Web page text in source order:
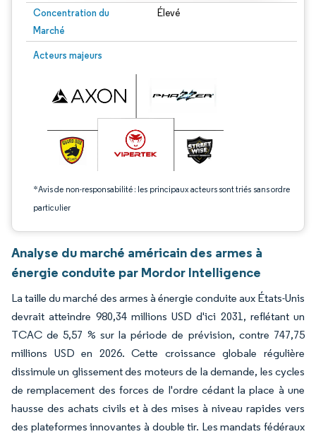
Concentration du
Marché
Élevé
Acteurs majeurs
*Avis de non-responsabilité : les principaux acteurs sont triés sans ordre
particulier
Image © Mordor Intelligence. La réutilisation nécessite une attribution sous CC
Analyse du marché américain des armes à
énergie conduite par Mordor Intelligence
La taille du marché des armes à énergie conduite aux États-Unis
devrait atteindre 980,34 millions USD d'ici 2031, reflétant un
TCAC de 5,57 % sur la période de prévision, contre 747,75
millions USD en 2026. Cette croissance globale régulière
dissimule un glissement des moteurs de la demande, les cycles
de remplacement des forces de l'ordre cédant la place à une
hausse des achats civils et à des mises à niveau rapides vers
des plateformes innovantes à double tir. Les mandats fédéraux